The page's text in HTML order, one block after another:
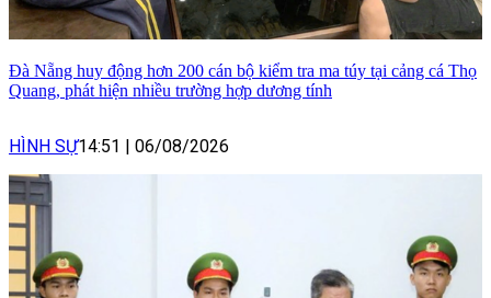
Đà Nẵng huy động hơn 200 cán bộ kiểm tra ma túy tại cảng cá Thọ
Quang, phát hiện nhiều trường hợp dương tính
HÌNH SỰ14:51 06/08/2026